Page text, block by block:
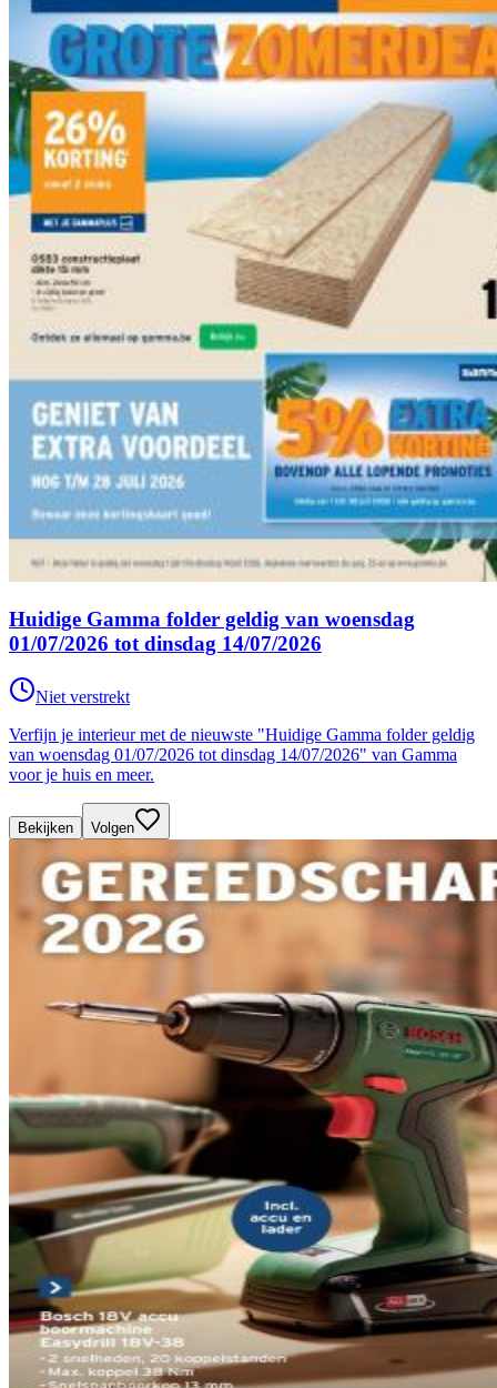
Huidige Gamma folder geldig van woensdag
01/07/2026 tot dinsdag 14/07/2026
Niet verstrekt
Verfijn je interieur met de nieuwste "Huidige Gamma folder geldig
van woensdag 01/07/2026 tot dinsdag 14/07/2026" van Gamma
voor je huis en meer.
Bekijken Volgen